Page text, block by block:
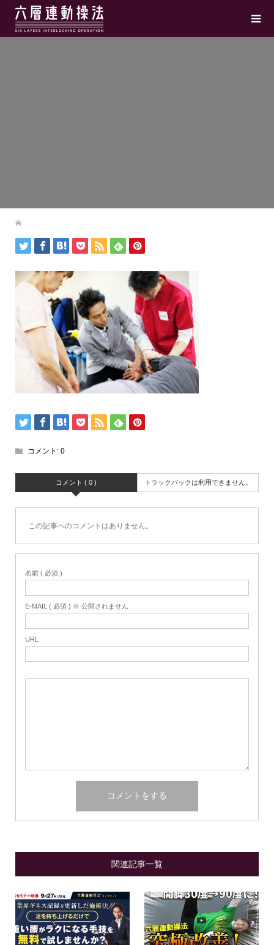
コメント: 0
コメント ( 0 ) トラックバックは利用できません。
この記事へのコメントはありません。
名前 ( 必須 )
E-MAIL ( 必須 ) ※ 公開されません
URL
関連記事一覧